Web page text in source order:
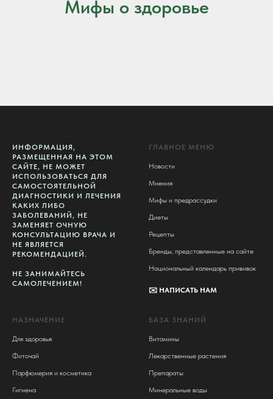
Мифы о здоровье
ИНФОРМАЦИЯ,
РАЗМЕЩЕННАЯ НА ЭТОМ
САЙТЕ, НЕ МОЖЕТ
ИСПОЛЬЗОВАТЬСЯ ДЛЯ
САМОСТОЯТЕЛЬНОЙ
ДИАГНОСТИКИ И ЛЕЧЕНИЯ
КАКИХ ЛИБО
ЗАБОЛЕВАНИЙ, НЕ
ЗАМЕНЯЕТ ОЧНУЮ
КОНСУЛЬТАЦИЮ ВРАЧА И
НЕ ЯВЛЯЕТСЯ
РЕКОМЕНДАЦИЕЙ.
НЕ ЗАНИМАЙТЕСЬ
САМОЛЕЧЕНИЕМ!
ГЛАВНОЕ МЕНЮ
Новости
Мнения
Мифы и предрассудки
Диеты
Рецепты
Бренды, представленные на сайте
Национальный календарь прививок
✉️ НАПИСАТЬ НАМ
НАЗНАЧЕНИЕ
Для здоровья
Фиточай
Парфюмерия и косметика
Гигиена
БАЗА ЗНАНИЙ
Витамины
Лекарственные растения
Препараты
Минеральные воды